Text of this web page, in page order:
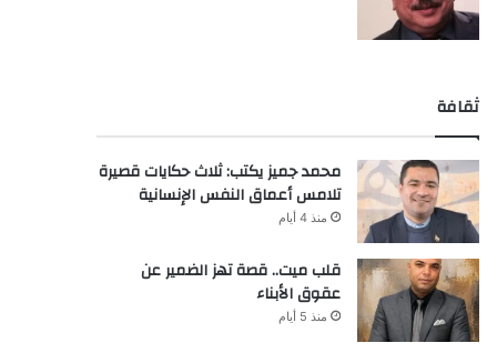
ثقافة
محمد جميز يكتب: ثلاث حكايات قصيرة
تلامس أعماق النفس الإنسانية
منذ 4 أيام
قلب ميت.. قصة تهز الضمير عن
عقوق الأبناء
منذ 5 أيام